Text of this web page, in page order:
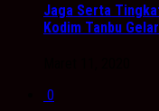
Jaga Serta
Kodim Tanbu
0